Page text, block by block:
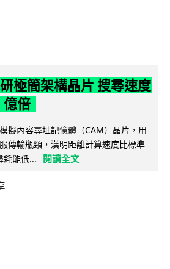
極簡架構晶片 搜尋速度
億倍
擬內容尋址記憶體（CAM）晶片，用
傳輸瓶頸，漢明距離計算速度比標準
耗能低...
閱讀全文